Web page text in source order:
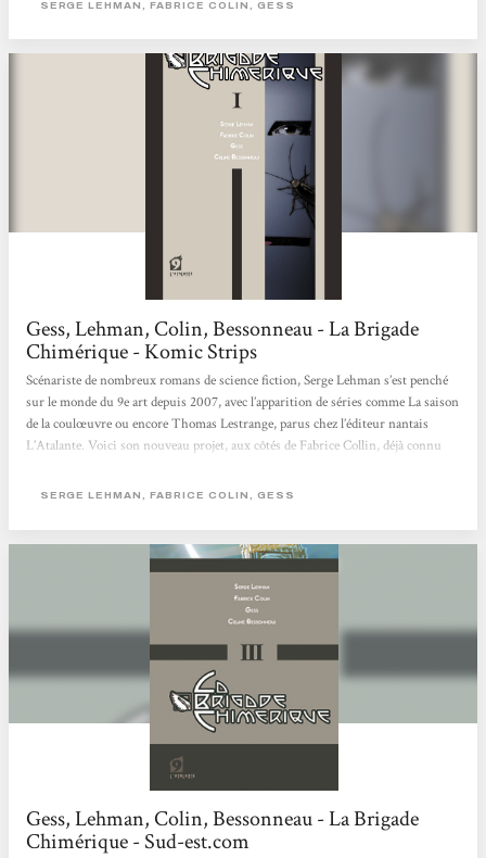
ancrée dans l'Histoire et les...
SERGE LEHMAN, FABRICE COLIN, GESS
Gess, Lehman, Colin, Bessonneau - La Brigade
Chimérique - Komic Strips
Scénariste de nombreux romans de science fiction, Serge Lehman s’est penché
sur le monde du 9e art depuis 2007, avec l’apparition de séries comme La saison
de la coulœuvre ou encore Thomas Lestrange, parus chez l’éditeur nantais
L’Atalante. Voici son nouveau projet, aux côtés de Fabrice Collin, déjà connu
d’ores et déjà prévue en 6 tomes, avec un rythme de parution très rapproché : les
mieux se fondre dans cet univers....
SERGE LEHMAN, FABRICE COLIN, GESS
Gess, Lehman, Colin, Bessonneau - La Brigade
Chimérique - Sud-est.com